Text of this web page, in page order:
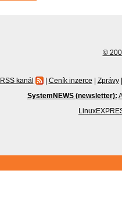
©
RSS kanál | Ceník inzerce | Zprávy |
SystemNEWS (newsletter):